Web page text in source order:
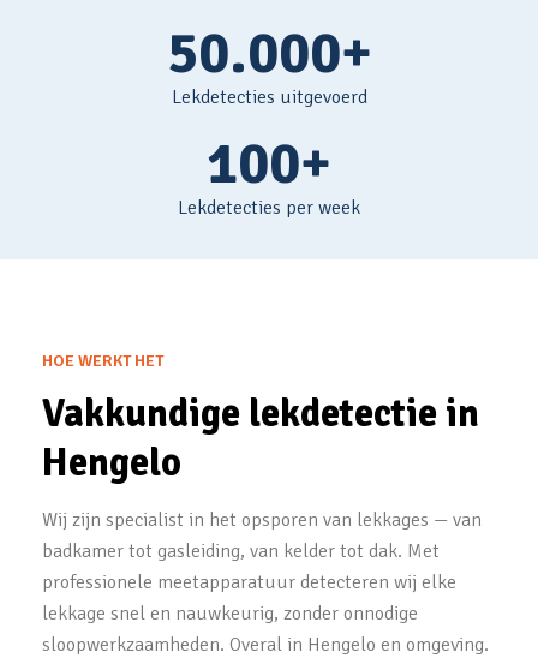
50.000+
Lekdetecties uitgevoerd
100+
Lekdetecties per week
HOE WERKT HET
Vakkundige lekdetectie in
Hengelo
Wij zijn specialist in het opsporen van lekkages — van
badkamer tot gasleiding, van kelder tot dak. Met
professionele meetapparatuur detecteren wij elke
lekkage snel en nauwkeurig, zonder onnodige
sloopwerkzaamheden. Overal in Hengelo en omgeving.